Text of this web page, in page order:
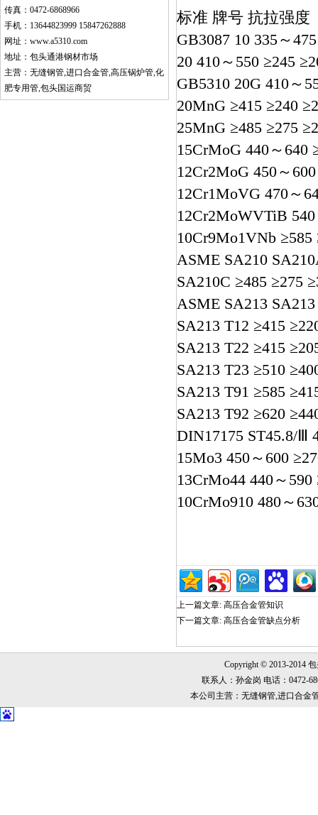
传真：0472-6868966
手机：13644823999 15847262888
网址：www.a5310.com
地址：包头通港钢材市场
主营：无缝钢管,进口合金管,高压锅炉管,化
肥专用管,包头国运商贸
标准 牌号 抗拉强度
GB3087 10 335～
20 410～550 ≥245
GB5310 20G 410～
20MnG ≥415 ≥240
25MnG ≥485 ≥275
15CrMoG 440～640
12Cr2MoG 450～
12Cr1MoVG 470～
12Cr2MoWVTiB
10Cr9Mo1VNb ≥585
ASME SA210
SA210C ≥485 ≥275
ASME SA213
SA213 T12 ≥415
SA213 T22 ≥415
SA213 T23 ≥510
SA213 T91 ≥585
SA213 T92 ≥620
DIN17175 ST45.8/Ⅲ
15Mo3 450～600
13CrMo44 440～590
10CrMo910 480～
上一篇文章: 高压合金管知识
下一篇文章: 高压合金管缺点分析
Copyright © 2013-2014
联系人：孙金岗 电话：0472-
本公司主营：无缝钢管,进口合金